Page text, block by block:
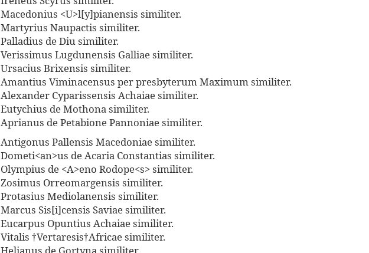
Macedonius <U>l[y]pianensis similiter.
Martyrius Naupactis similiter.
Palladius de Diu similiter.
Verissimus Lugdunensis Galliae similiter.
Ursacius Brixensis similiter.
Amantius Viminacensus per presbyterum Maximum similiter.
Alexander Cyparissensis Achaiae similiter.
Eutychius de Mothona similiter.
Aprianus de Petabione Pannoniae similiter.
Antigonus Pallensis Macedoniae similiter.
Dometi<an>us de Acaria Constantias similiter.
Olympius de <A>eno Rodope<s> similiter.
Zosimus Orreomargensis similiter.
Protasius Mediolanensis similiter.
Marcus Sis[i]censis Saviae similiter.
Eucarpus Opuntius Achaiae similiter.
Vitalis †Vertaresis†Africae similiter.